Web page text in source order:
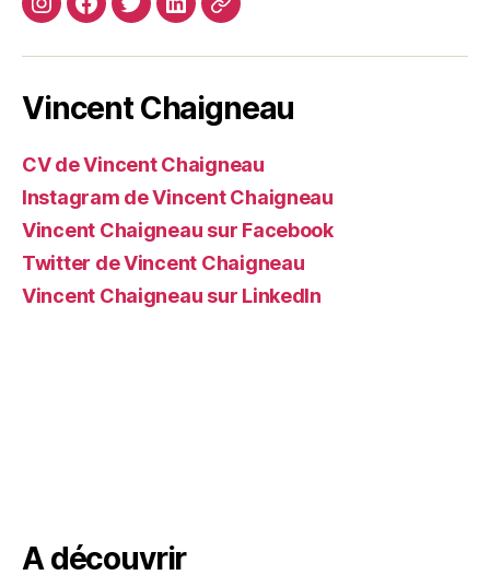
InstagramFacebook
TwitterLinkedin
Site
Vincent Chaigneau
CV de Vincent Chaigneau
Instagram de Vincent Chaigneau
Vincent Chaigneau sur Facebook
Twitter de Vincent Chaigneau
Vincent Chaigneau sur LinkedIn
A découvrir